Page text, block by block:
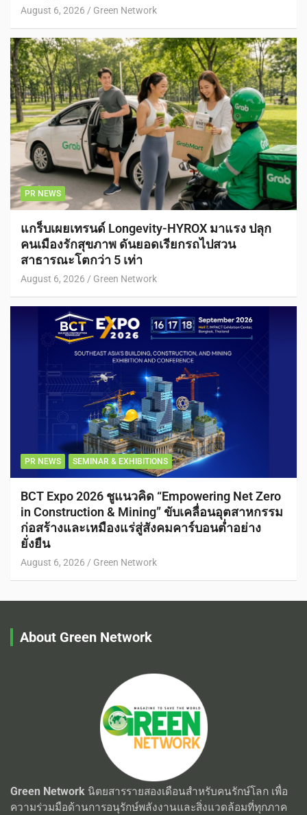
August 6, 2026 Green Network
PR NEWS
แกร็บเผยเทรนด์ Longevity-HYROX มาแรง ปลุก
คนเมืองรักสุขภาพ ดันยอดเรียกรถไปสวน
สาธารณะโตกว่า 5 เท่า
August 6, 2026 Green Network
PR NEWS SEMINAR & EXHIBITIONS
BCT Expo 2026 ชูแนวคิด “Empowering Net Zero
in Construction & Mining” ขับเคลื่อนอุตสาหกรรม
ก่อสร้างและเหมืองแร่สู่สังคมคาร์บอนต่ำอย่าง
ยั่งยืน
August 6, 2026 Green Network
About Green Network
Green Network นิตยสารรายสองเดือนสำหรับคนรักษ์โลก เพื่อ
ความร่วมมือด้านการอนุรักษ์พลังงานและสิ่งแวดล้อมที่ทุกภาค